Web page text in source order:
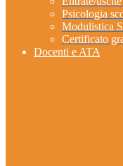
Psicologia
Modulistica
Certificato
Docenti e ATA